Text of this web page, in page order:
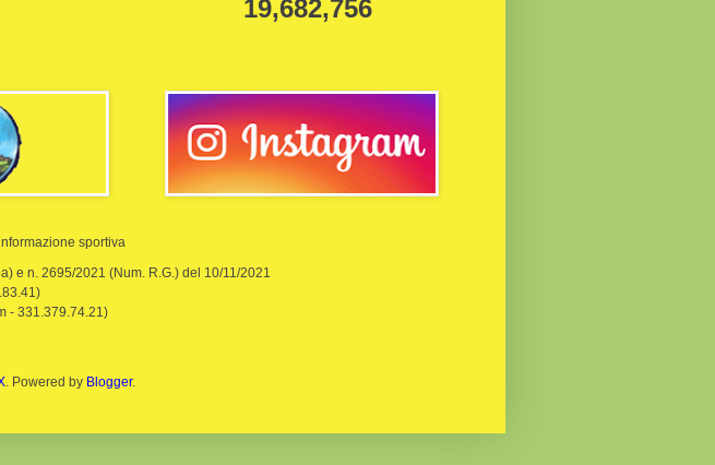
19,682,756
sportiva
e n. 2695/2021 (Num. R.G.) del 10/11/2021
- 331.379.74.21)
. Powered by Blogger.